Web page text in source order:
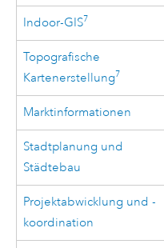
Indoor-GIS7
Topografische
Kartenerstellung7
Marktinformationen
Stadtplanung und
Städtebau
Projektabwicklung und -
koordination